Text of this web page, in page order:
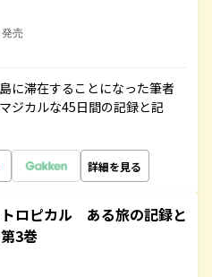
売
に滞在することになった筆者
ジカルな45日間の記録と記
詳細を見る
ロピカル ある旅の記録と
3巻